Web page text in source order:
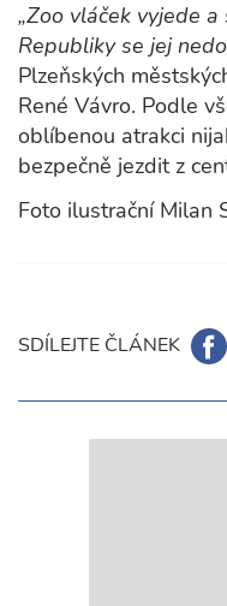
„Zoo vláček vyjede
Republiky se jej
Plzeňských
René Vávro. Podle
oblíbenou atrakci
bezpečně jezdit z
Foto ilustrační Milan
SDÍLEJTE ČLÁNEK